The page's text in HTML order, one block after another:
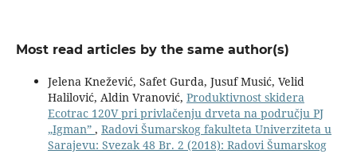
Most read articles by the same author(s)
Jelena Knežević, Safet Gurda, Jusuf Musić, Velid
Halilović, Aldin Vranović, Produktivnost skidera
Ecotrac 120V pri privlačenju drveta na području PJ
„Igmanˮ , Radovi Šumarskog fakulteta Univerziteta u
Sarajevu: Svezak 48 Br. 2 (2018): Radovi Šumarskog